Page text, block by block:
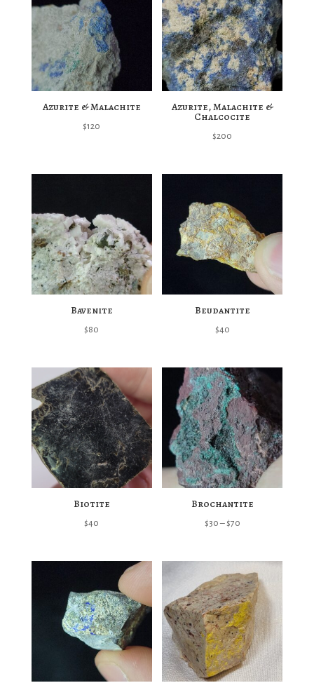
Azurite & Malachite
$120
Azurite, Malachite &
Chalcocite
$200
Bavenite
$80
Beudantite
$40
Biotite
$40
Brochantite
$30–$70Price
$30
through
$70